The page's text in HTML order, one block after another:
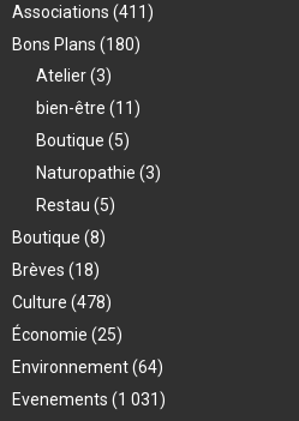
Associations (411)
Bons Plans (180)
Atelier(3)
bien-être (11)
Boutique (5)
Naturopathie (3)
Restau (5)
Boutique (8)
Brèves (18)
Culture (478)
Économie (25)
Environnement(64)
Evenements (1 031)